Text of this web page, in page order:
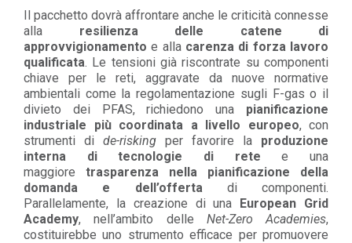
Il pacchetto dovrà affrontare anche le criticità connesse
alla
resilienza delle catene di
approvvigionamento e alla carenza di forza lavoro
qualificata. Le tensioni già riscontrate su componenti
chiave per le reti, aggravate da nuove normative
ambientali come la regolamentazione sugli F-gas o il
divieto dei PFAS, richiedono una
pianificazione
industriale più coordinata a livello europeo, con
strumenti di de-risking per favorire la
produzione
interna di tecnologie di rete
e una
maggiore
trasparenza nella pianificazione della
domanda e dell’offerta
di componenti.
Parallelamente, la creazione di una European Grid
Academy, nell’ambito delle Net-Zero Academies,
costituirebbe uno strumento efficace per promuovere